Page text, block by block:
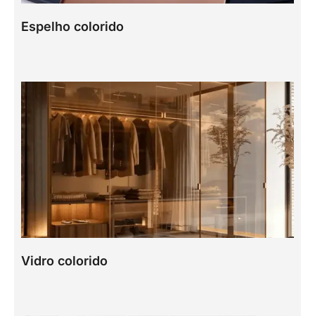
Espelho colorido
Vidro colorido